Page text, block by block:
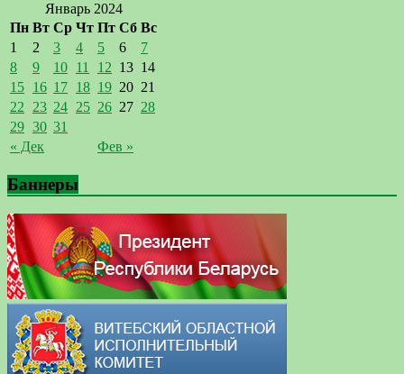
Январь 2024
Пн Вт Ср Чт Пт Сб Вс
« Дек Фев »
1 2 3 4 5 6
7
8
9 10 11 12 13 14
15 16 17 18 19 20 21
22 23 24 25 26 27 28
29 30 31
Баннеры